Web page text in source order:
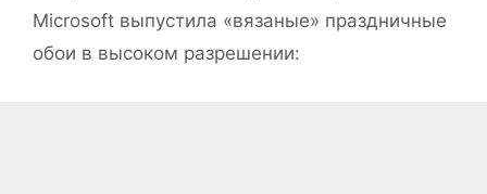
Microsoft выпустила «вязаные» праздничные
обои в высоком разрешении: